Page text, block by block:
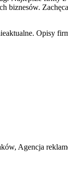
Opisy
Agencja